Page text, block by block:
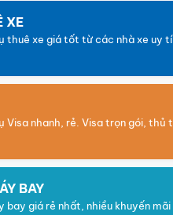
XE
thuê xe giá tốt từ các nhà xe uy
Visa nhanh, rẻ. Visa trọn gói, thủ
BAY
bay giá rẻ nhất, nhiều khuyến mãi